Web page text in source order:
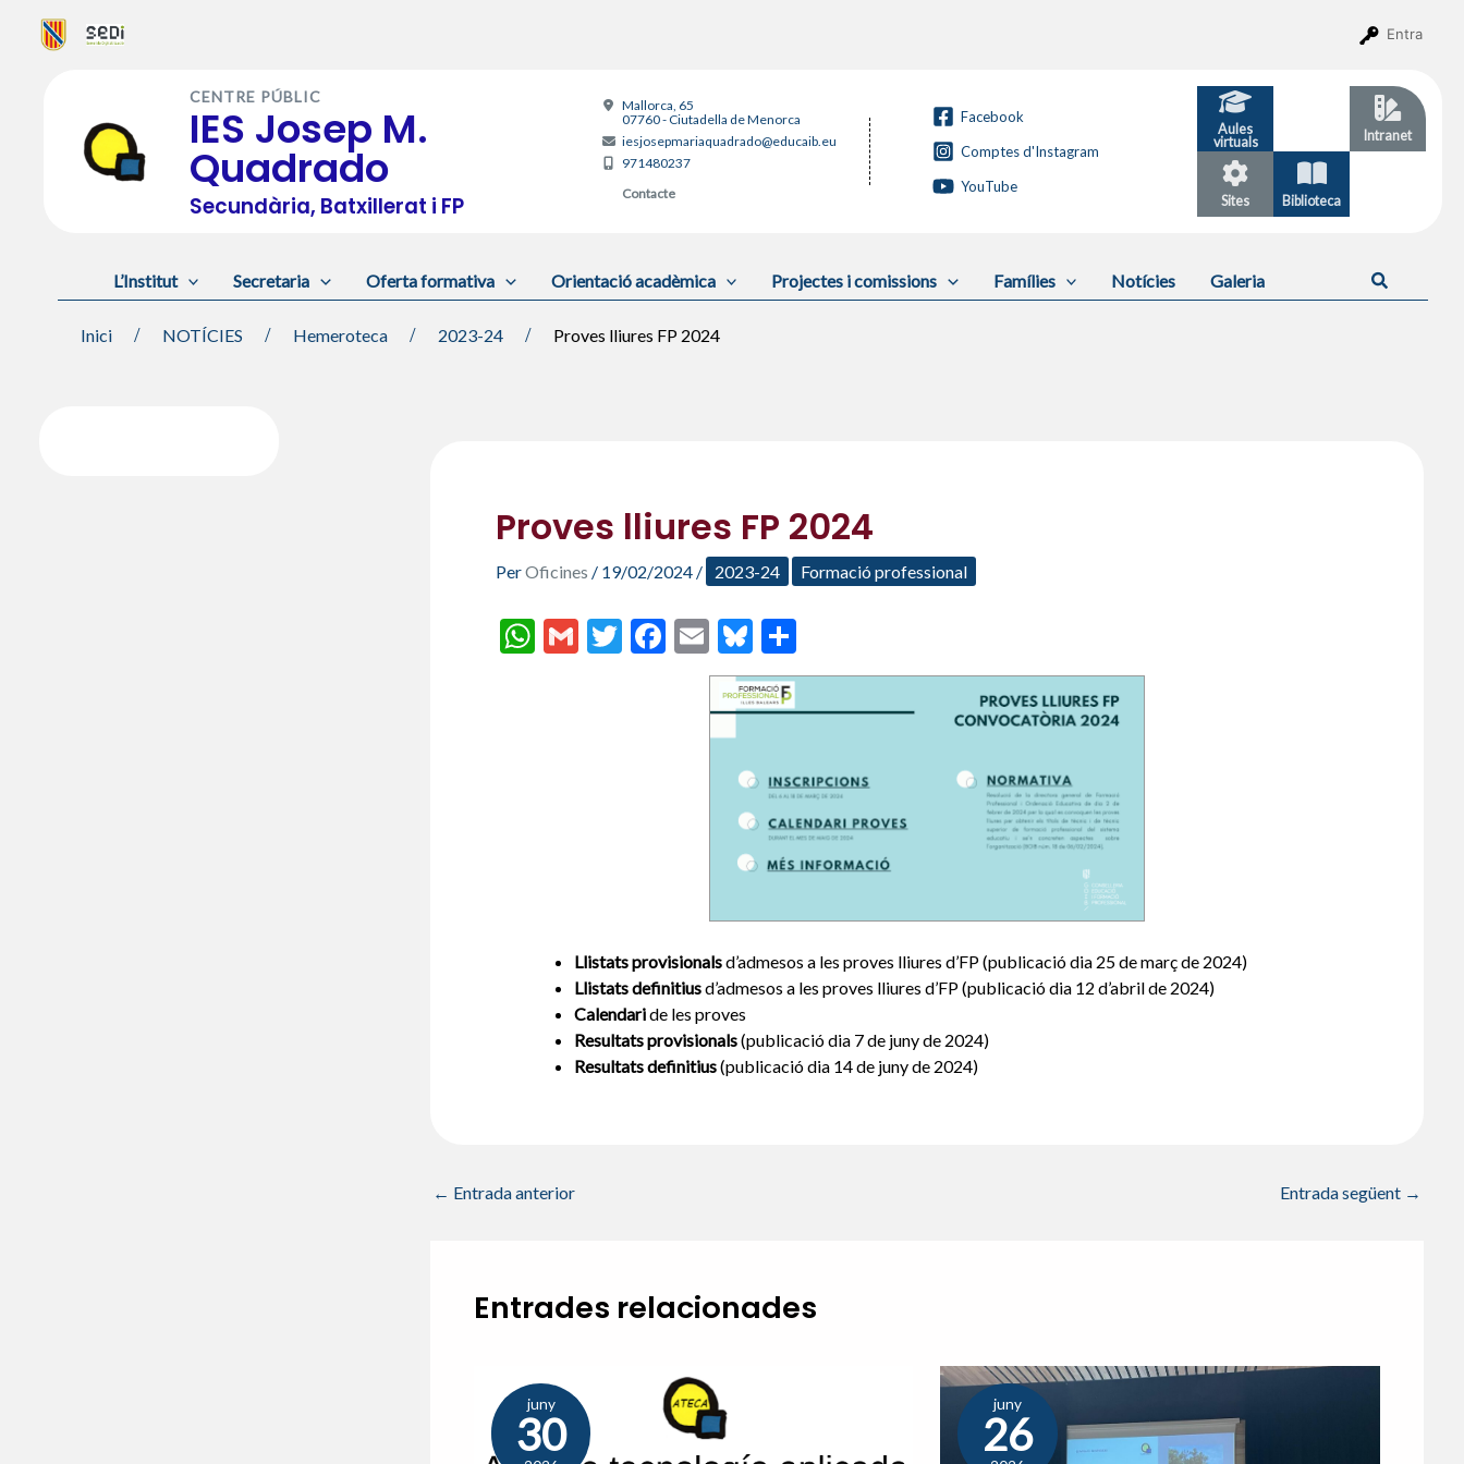
Entra
CENTRE PÚBLIC
IES Josep M.
Quadrado
Secundària, Batxillerat i FP
Mallorca, 65
07760 - Ciutadella de Menorca
iesjosepmariaquadrado@educaib.eu
971480237
Contacte
Facebook
Comptes d'Instagram
YouTube
Aules
virtuals
Intranet
Sites Biblioteca
L’Institut Secretaria Oferta formativa Orientació acadèmica Projectes i comissions Famílies Notícies Galeria Cerca
Inici NOTÍCIES Hemeroteca 2023-24 Proves lliures FP 2024
Proves lliures FP 2024
PerOficines / 19/02/2024 / 2023-24 Formació professional
WG T F E
m
ai
l
Bl
u
es
C
o
m
ar
te
ix
Llistatsprovisionalsd’admesos a les proves lliures d’FP (publicació dia 25 de març de 2024)
Llistatsdefinitiusd’admesos a les proves lliures d’FP (publicació dia 12 d’abril de 2024)
Calendaride les proves
Resultatsprovisionals(publicació dia 7 de juny de 2024)
Resultatsdefinitius(publicació dia 14 de juny de 2024)
← Entrada anterior Entrada següent →
Entrades relacionades
juny
30
juny
26